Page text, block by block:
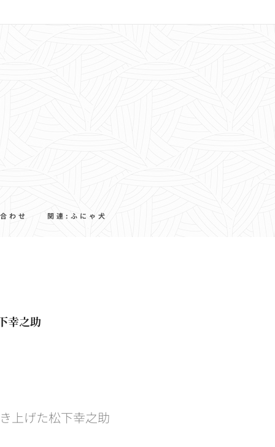
わせ 関連:ふにゃ犬
幸之助
上げた松下幸之助